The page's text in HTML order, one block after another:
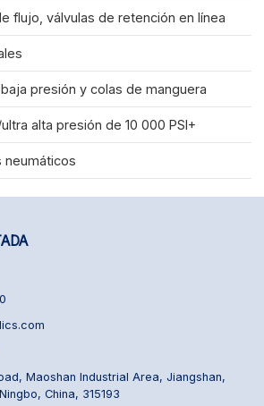
flujo, válvulas de retención en línea
presión y colas de manguera
alta presión de 10 000 PSI+
neumáticos
Maoshan Industrial Area, Jiangshan,
China, 315193